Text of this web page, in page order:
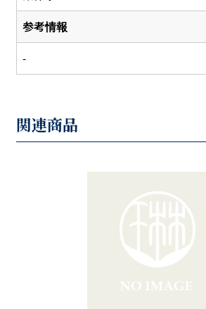
参考情報
-
関連商品